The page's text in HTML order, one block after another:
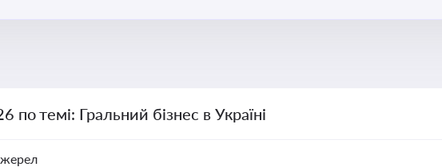
по темі: Гральний бізнес в Україні